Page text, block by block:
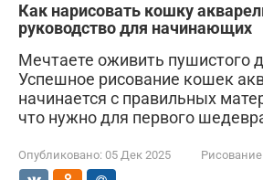
Как нарисовать кошку
руководство для начинающих
Мечтаете оживить пушистого
Успешное рисование кошек
начинается с правильных
что нужно для первого
Опубликовано: 05 Дек 2025 Рисование